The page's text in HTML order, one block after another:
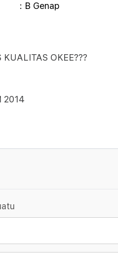
: B Genap
OKEE???
2014